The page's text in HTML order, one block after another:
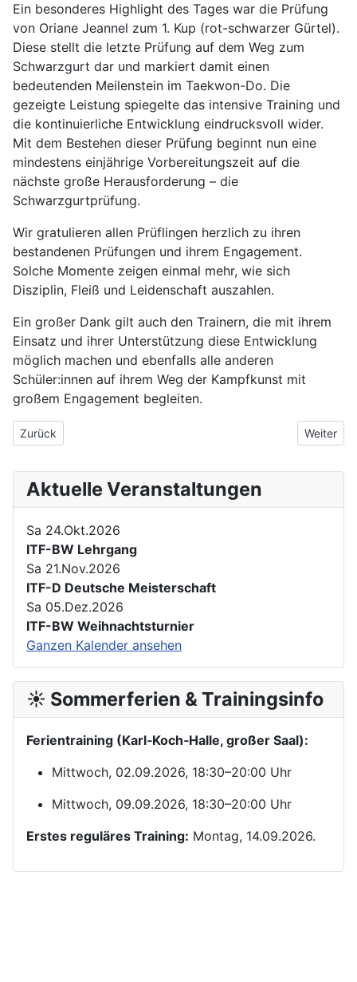
Ein besonderes Highlight des Tages war die Prüfung
von Oriane Jeannel zum 1. Kup (rot-schwarzer Gürtel).
Diese stellt die letzte Prüfung auf dem Weg zum
Schwarzgurt dar und markiert damit einen
bedeutenden Meilenstein im Taekwon-Do. Die
gezeigte Leistung spiegelte das intensive Training und
die kontinuierliche Entwicklung eindrucksvoll wider.
Mit dem Bestehen dieser Prüfung beginnt nun eine
mindestens einjährige Vorbereitungszeit auf die
nächste große Herausforderung – die
Schwarzgurtprüfung.
Wir gratulieren allen Prüflingen herzlich zu ihren
bestandenen Prüfungen und ihrem Engagement.
Solche Momente zeigen einmal mehr, wie sich
Disziplin, Fleiß und Leidenschaft auszahlen.
Ein großer Dank gilt auch den Trainern, die mit ihrem
Einsatz und ihrer Unterstützung diese Entwicklung
möglich machen und ebenfalls alle anderen
Schüler:innen auf ihrem Weg der Kampfkunst mit
großem Engagement begleiten.
Vorheriger Beitrag: YCK feiert 60 Jahre ITF mit Fotoshooting
Zurück Nächster
Weiter
Aktuelle Veranstaltungen
Sa 24.Okt.2026
ITF-BW Lehrgang
Sa 21.Nov.2026
ITF-D Deutsche Meisterschaft
Sa 05.Dez.2026
ITF-BW Weihnachtsturnier
Ganzen Kalender ansehen
☀️ Sommerferien & Trainingsinfo
Ferientraining (Karl‑Koch‑Halle, großer Saal):
Mittwoch, 02.09.2026, 18:30–20:00 Uhr
Mittwoch, 09.09.2026, 18:30–20:00 Uhr
Erstes reguläres Training: Montag, 14.09.2026.